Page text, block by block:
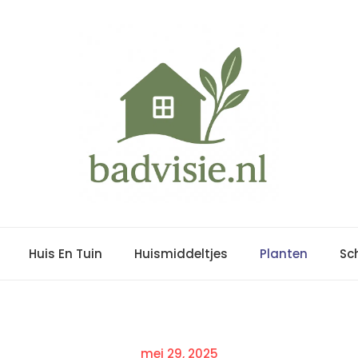
Huis En Tuin Huismiddeltjes Planten
Posted
mei 29, 2025